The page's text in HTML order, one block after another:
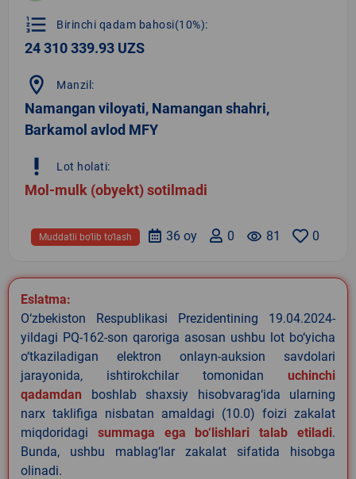
format_list_numbered Birinchi qadam bahosi(10%):
24 310 339.93 UZS
location_on Manzil:
Namangan viloyati, Namangan shahri,
Barkamol avlod MFY
priority_high Lot holati:
Mol-mulk (obyekt) sotilmadi
0
remove_red_eye 81
0
36 oy
Muddatli bo‘lib to‘lash
Eslatma:
O‘zbekiston Respublikasi Prezidentining 19.04.2024-
yildagi PQ-162-son qaroriga asosan ushbu lot bo‘yicha
o‘tkaziladigan elektron onlayn-auksion savdolari
jarayonida, ishtirokchilar tomonidan uchinchi
qadamdan boshlab shaxsiy hisobvarag‘ida ularning
narx taklifiga nisbatan amaldagi (10.0) foizi zakalat
miqdoridagi summaga ega bo‘lishlari talab etiladi.
Bunda, ushbu mablag‘lar zakalat sifatida hisobga
olinadi.